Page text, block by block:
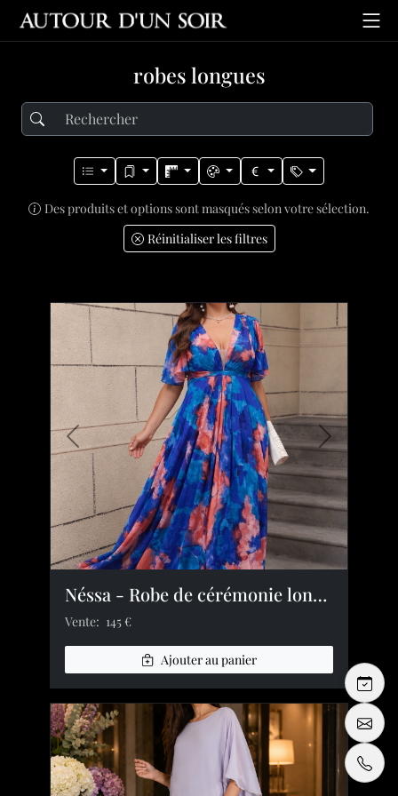
robes longues
Des produits et options sont masqués selon votre sélection.
Réinitialiser les filtres
Image précédente Image
Néssa - Robe de cérémonie longue imprimée à manches papillon
Vente: 145 €
Ajouter au panier